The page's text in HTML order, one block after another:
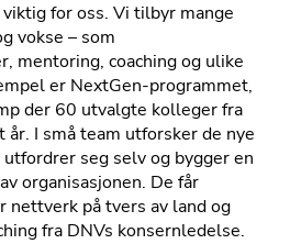
for oss. Vi tilbyr mange
vokse – som
mentoring, coaching og ulike
er NextGen-programmet,
der 60 utvalgte kolleger fra
I små team utforsker de nye
seg selv og bygger en
organisasjonen. De får
nettverk på tvers av land og
fra DNVs konsernledelse.